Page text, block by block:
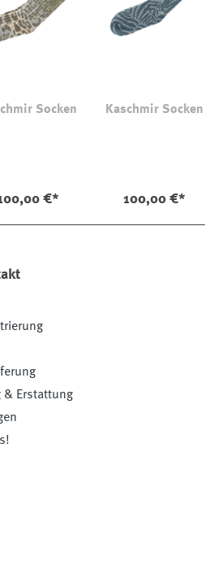
Socken
€*
Kaschmir Socken
100,00 €*
& Erstattung